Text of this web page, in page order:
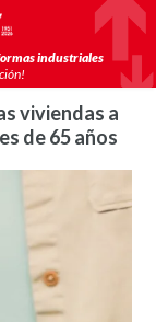
industriales
viviendas a
de 65 años